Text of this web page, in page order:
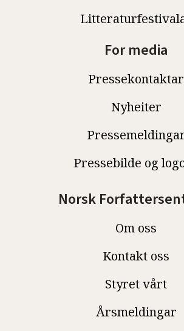
For media
Pressekontaktar
Nyheiter
Pressebilde og
Norsk
Om oss
Kontakt oss
Styret vårt
Årsmeldingar